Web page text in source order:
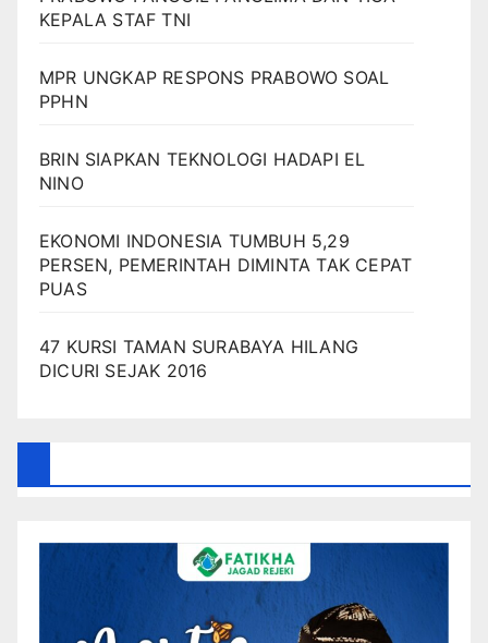
KEPALA STAF TNI
MPR UNGKAP RESPONS PRABOWO SOAL
PPHN
BRIN SIAPKAN TEKNOLOGI HADAPI EL
NINO
EKONOMI INDONESIA TUMBUH 5,29
PERSEN, PEMERINTAH DIMINTA TAK CEPAT
PUAS
47 KURSI TAMAN SURABAYA HILANG
DICURI SEJAK 2016